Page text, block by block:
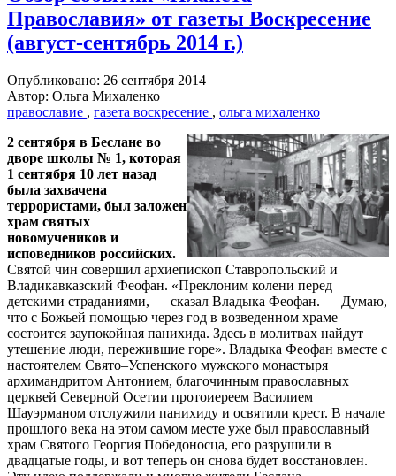
Православия» от газеты Воскресение
(август-сентябрь 2014 г.)
Опубликовано: 26 сентября 2014
Автор: Ольга Михаленко
православие , газета воскресение , ольга михаленко
2 сентября в Беслане во
дворе школы № 1, которая
1 сентября 10 лет назад
была захвачена
террористами, был заложен
храм святых
новомучеников и
исповедников российских.
Святой чин совершил архиепископ Ставропольский и
Владикавказский Феофан. «Преклоним колени перед
детскими страданиями, — сказал Владыка Феофан. — Думаю,
что с Божьей помощью через год в возведенном храме
состоится заупокойная панихида. Здесь в молитвах найдут
утешение люди, пережившие горе». Владыка Феофан вместе с
настоятелем Свято–Успенского мужского монастыря
архимандритом Антонием, благочинным православных
церквей Северной Осетии протоиереем Василием
Шауэрманом отслужили панихиду и освятили крест. В начале
прошлого века на этом самом месте уже был православный
храм Святого Георгия Победоносца, его разрушили в
двадцатые годы, и вот теперь он снова будет восстановлен.